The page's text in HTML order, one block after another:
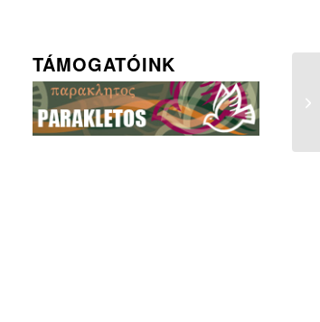
TÁMOGATÓINK